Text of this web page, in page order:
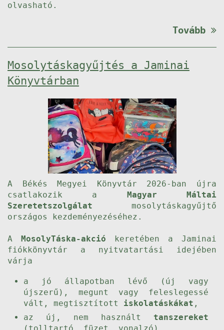
olvasható.
Tovább
Mosolytáskagyűjtés a Jaminai
Könyvtárban
A Békés Megyei Könyvtár 2026-ban újra
csatlakozik a Magyar Máltai
Szeretetszolgálat mosolytáskagyűjtő
országos kezdeményezéséhez.
A MosolyTáska-akció keretében a Jaminai
fiókkönyvtár a nyitvatartási idejében
várja
a jó állapotban lévő (új vagy
újszerű), megunt vagy feleslegessé
vált, megtisztított iskolatáskákat ,
az új, nem használt tanszereket